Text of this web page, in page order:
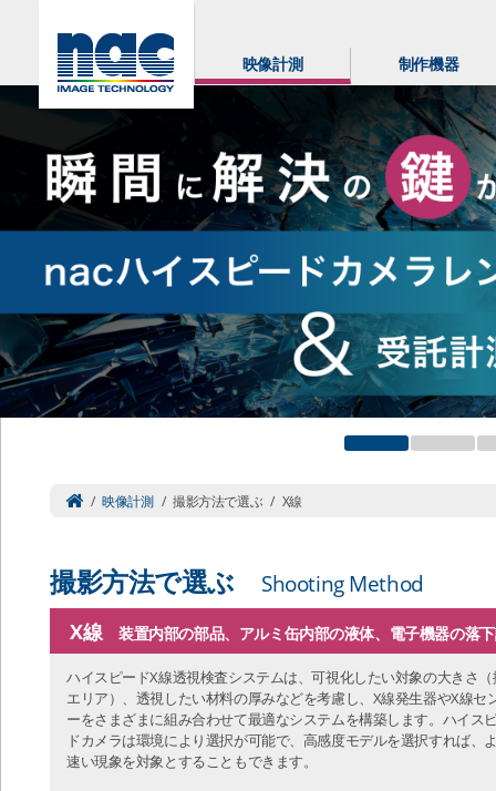
映像計測 制作機器
/ 映像計測 / 撮影方法で選ぶ / X線
撮影方法で選ぶ Shooting Method
X線 装置内部の部品、アルミ缶内部の液体、電子機器の落
ハイスピードX線透視検査システムは、可視化したい対象の大きさ
エリア）、透視したい材料の厚みなどを考慮し、X線発生器やX線セ
ーをさまざまに組み合わせて最適なシステムを構築します。ハイス
ドカメラは環境により選択が可能で、高感度モデルを選択すれば、
速い現象を対象とすることもできます。